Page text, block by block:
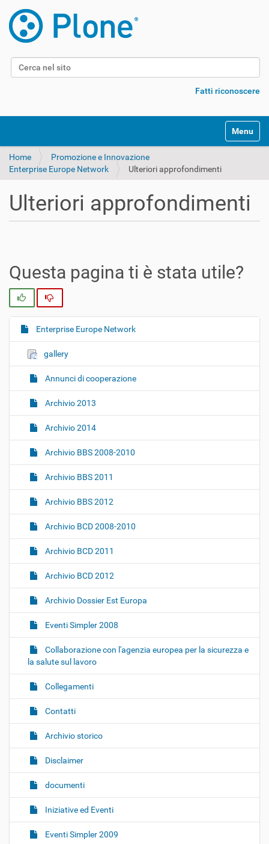
Cerca nel sito
Fatti riconoscere
Alterna
Home
Promozione e Innovazione
Enterprise Europe Network
Ulteriori approfondimenti
Ulteriori approfondimenti
Questa pagina ti è stata utile?
N
g
i
n
Enterprise Europe Network
gallery
Annunci di cooperazione
Archivio 2013
Archivio 2014
Archivio BBS 2008-2010
Archivio BBS 2011
Archivio BBS 2012
Archivio BCD 2008-2010
Archivio BCD 2011
Archivio BCD 2012
Archivio Dossier Est Europa
Eventi Simpler 2008
Collaborazione con l'agenzia europea per la sicurezza e
la salute sul lavoro
Collegamenti
Contatti
Archivio storico
Disclaimer
documenti
Iniziative ed Eventi
Eventi Simpler 2009